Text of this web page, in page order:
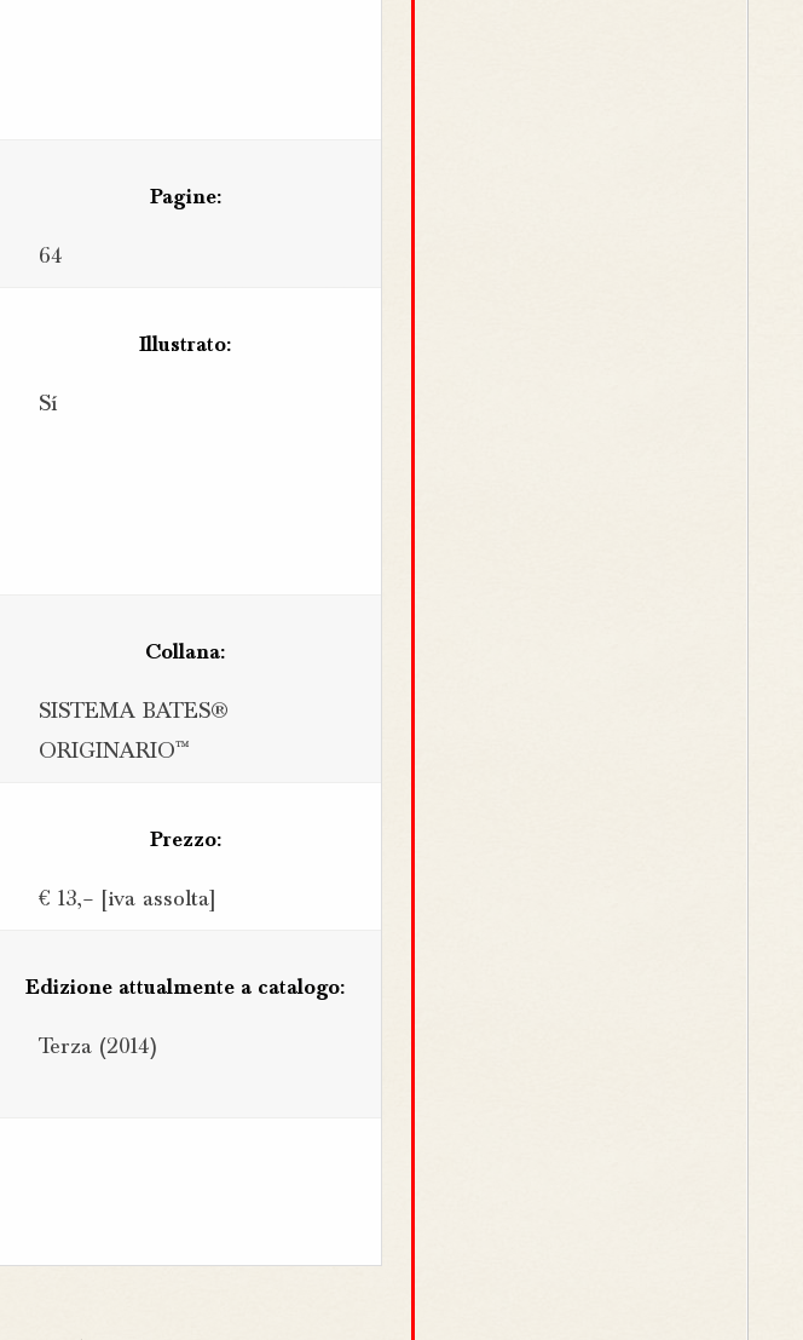
Pagine:
64
Illustrato:
Sí
Collana:
SISTEMA BATES®
ORIGINARIO™
Prezzo:
€ 13,– [iva assolta]
Edizione attualmente a catalogo:
Terza (2014)